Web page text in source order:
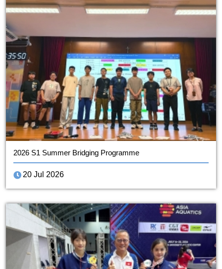
2026 S1 Summer Bridging Programme
20 Jul 2026